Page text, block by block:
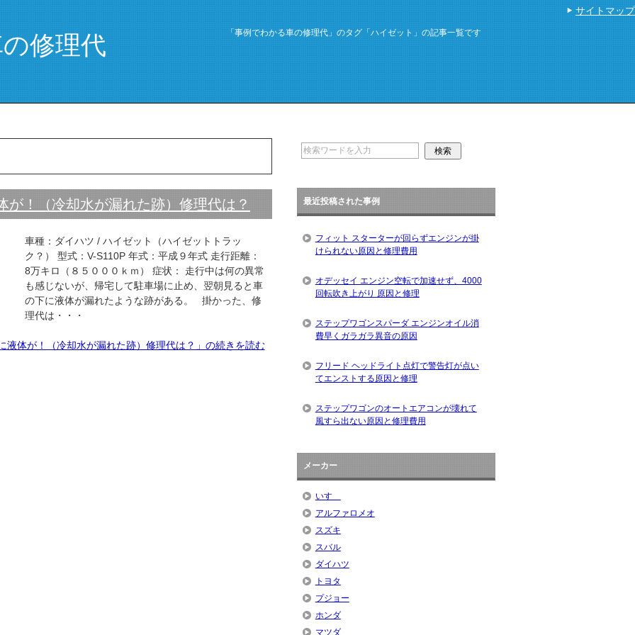
修理代 「事例でわかる車の修理代」のタグ「ハイゼット」の記事一覧です
が！（冷却水が漏れた跡）修理代は？
車種：ダイハツ / ハイゼット（ハイゼットトラッ
ク？） 型式：V-S110P 年式：平成９年式 走行距離：
8万キロ（８５０００ｋｍ） 症状： 走行中は何の異常
も感じないが、帰宅して駐車場に止め、翌朝見ると車
の下に液体が漏れたような跡がある。 掛かった、修
理代は・・・
液体が！（冷却水が漏れた跡）修理代は？」の続きを読む
最近投稿された事例
フィット スターターが回らずエンジンが掛
けられない原因と修理費用
オデッセイ エンジン空転で加速せず、4000
回転吹き上がり 原因と修理
ステップワゴンスパーダ エンジンオイル消
費早くガラガラ異音の原因
フリード ヘッドライト点灯で警告灯が点い
てエンストする原因と修理
ステップワゴンのオートエアコンが壊れて
風すら出ない原因と修理費用
メーカー
いすゞ
アルファロメオ
スズキ
スバル
ダイハツ
トヨタ
プジョー
ホンダ
マツダ
サイトマップ